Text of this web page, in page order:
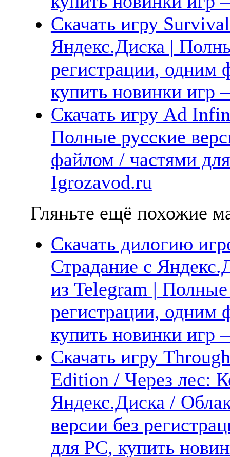
Скачать игру
Яндекс.Диска |
регистрации, одним
купить новинки
Скачать игру Ad
Полные русские
файлом / частями
Igrozavod.ru
Гляньте ещё похожие
Скачать дилогию
Страдание с
из Telegram | Полные
регистрации, одним
купить новинки
Скачать игру
Edition / Через лес:
Яндекс.Диска /
версии без
для PC, купить